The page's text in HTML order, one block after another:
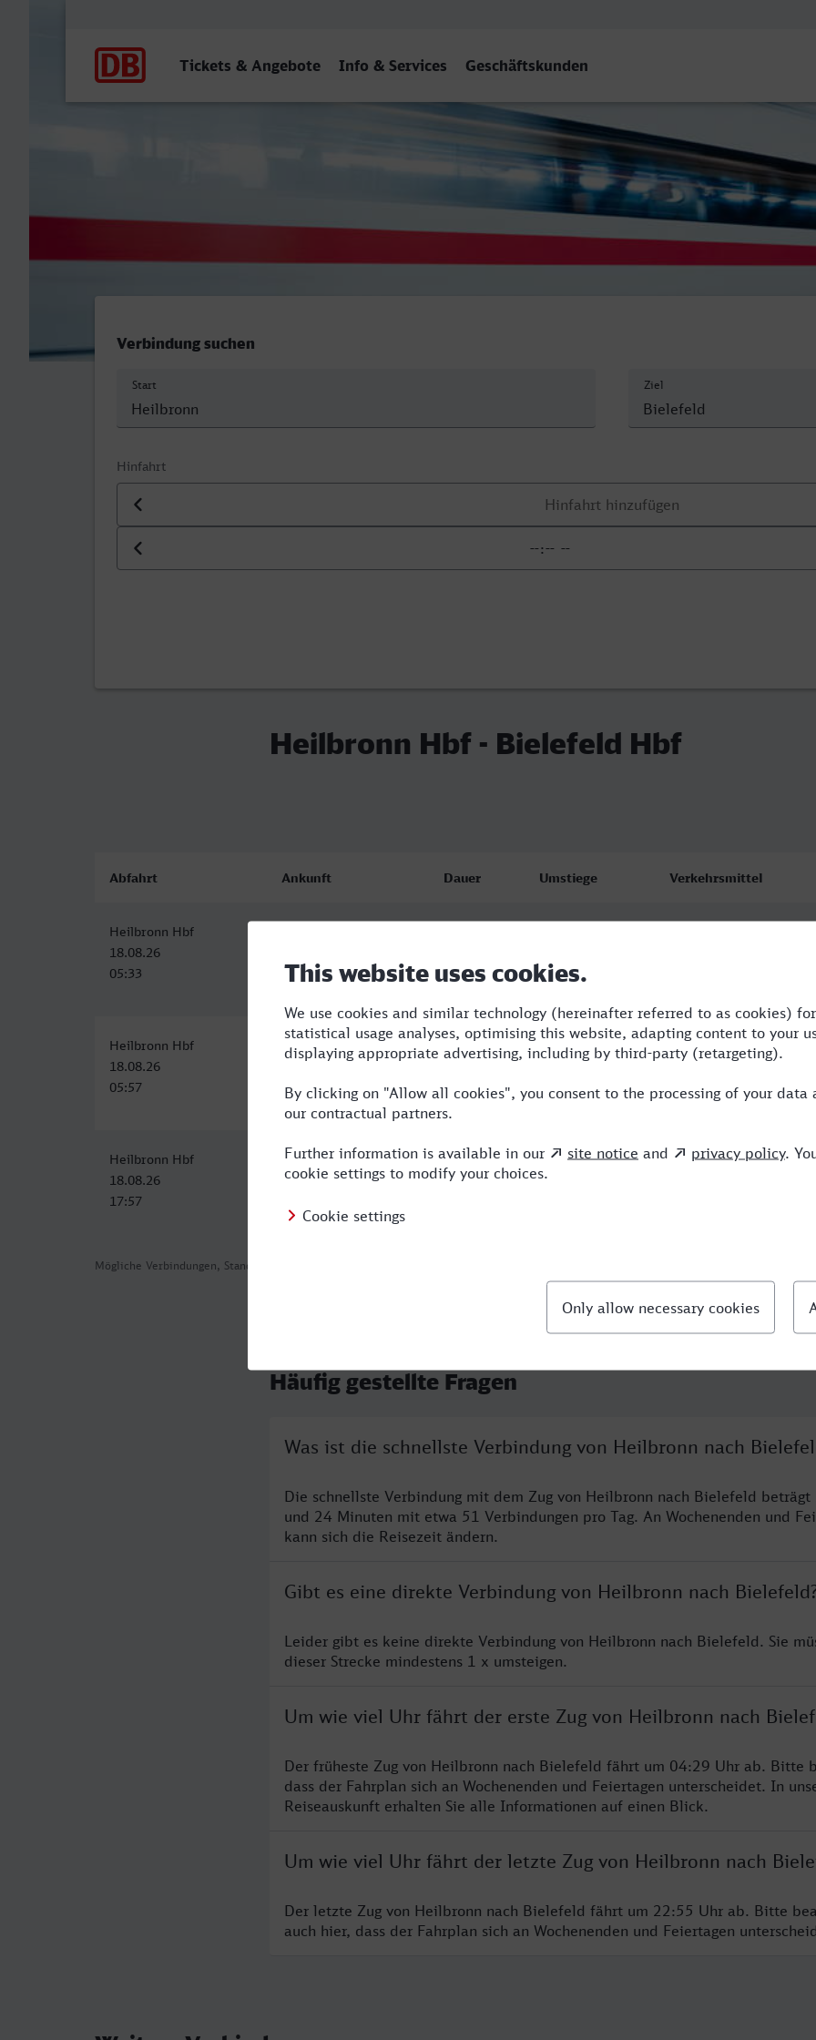
Tickets & Angebote Info & Services Geschäftskunden
Heilbronn Hbf - Bielefeld Hbf
Verbindung suchen
Start Ziel
Hinfahrt
Datum der Hinfahrt
Uhrzeit der Hinfahrt
Heilbronn Hbf - Bielefeld Hbf
Mögliche Verbindungen, Stand: 2026-08-04 11:09
Abfahrt Ankunft Dauer Umstiege Verkehrsmittel
Heilbronn Hbf
18.08.26
05:33
10:57
Heilbronn Hbf
18.08.26
05:57
Bielefeld Hbf
18.08.26
11:57
6:00 RE,ICE,NX
Heilbronn Hbf
18.08.26
17:57
Bielefeld Hbf
18.08.26
6:02 4 RE,ICE,NX
Häufig gestellte Fragen
Was ist die schnellste Verbindung von Heilbronn nach
Die schnellste Verbindung mit dem Zug von Heilbronn nach Bielefeld beträgt
und 24 Minuten mit etwa 51 Verbindungen pro Tag. An Wochenenden und
kann sich die Reisezeit ändern.
Gibt es eine direkte Verbindung von Heilbronn nach
Leider gibt es keine direkte Verbindung von Heilbronn nach Bielefeld. Sie
dieser Strecke mindestens 1 x umsteigen.
Um wie viel Uhr fährt der erste Zug von Heilbronn nach
Der früheste Zug von Heilbronn nach Bielefeld fährt um 04:29 Uhr ab. Bitte
dass der Fahrplan sich an Wochenenden und Feiertagen unterscheidet. In
Reiseauskunft erhalten Sie alle Informationen auf einen Blick.
Um wie viel Uhr fährt der letzte Zug von Heilbronn nach
Der letzte Zug von Heilbronn nach Bielefeld fährt um 22:55 Uhr ab. Bitte
auch hier, dass der Fahrplan sich an Wochenenden und Feiertagen